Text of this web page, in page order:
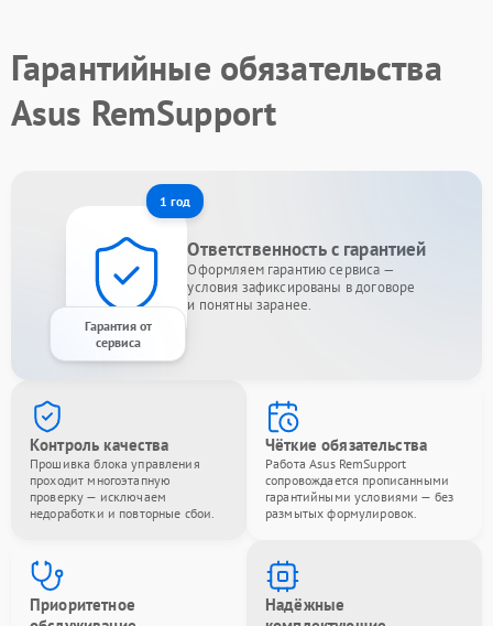
Гарантийные обязательства
Asus RemSupport
1 год
Гарантия от
сервиса
Ответственность с гарантией
Оформляем гарантию сервиса —
условия зафиксированы в договоре
и понятны заранее.
Контроль качества
Прошивка блока управления
проходит многоэтапную
проверку — исключаем
недоработки и повторные сбои.
Чёткие обязательства
Работа Asus RemSupport
сопровождается прописанными
гарантийными условиями — без
размытых формулировок.
Приоритетное
Надёжные